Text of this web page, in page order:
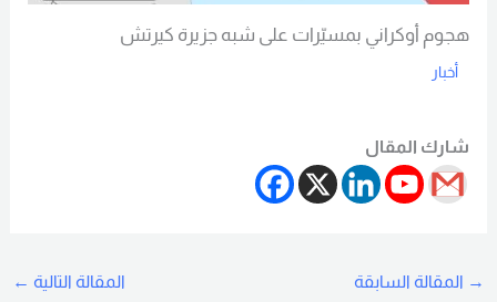
هجوم أوكراني بمسيّرات على شبه جزيرة كيرتش
أخبار
شارك المقال
→المقالة السابقة المقالة التالية ←